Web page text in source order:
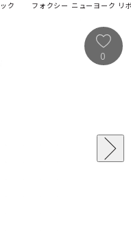
フォクシー ニューヨーク リ
ク
0